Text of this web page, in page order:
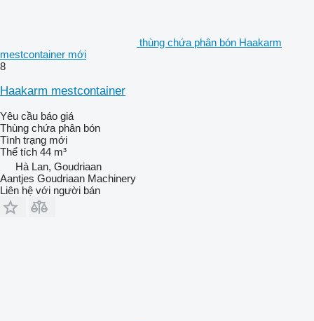
thùng chứa phân bón Haakarm
mestcontainer mới
8
Haakarm mestcontainer
Yêu cầu báo giá
Thùng chứa phân bón
Tình trạng mới
Thể tích 44 m³
Hà Lan, Goudriaan
Aantjes Goudriaan Machinery
Liên hệ với người bán